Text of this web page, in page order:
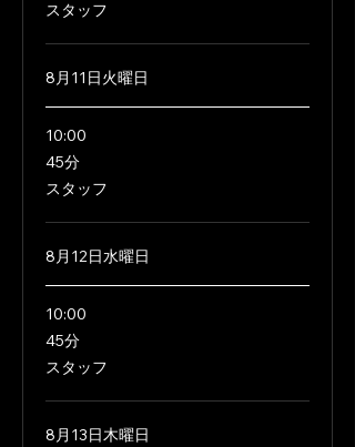
スタッフ
8月11日火曜日
10:00
45分
45
分
スタッフ
8月12日水曜日
10:00
45分
45
分
スタッフ
8月13日木曜日